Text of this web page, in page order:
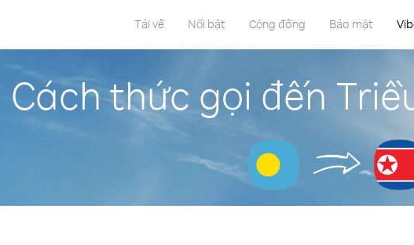
Tải về Nổi bật Cộng đồng Bảo mật
Cách thức gọi đến